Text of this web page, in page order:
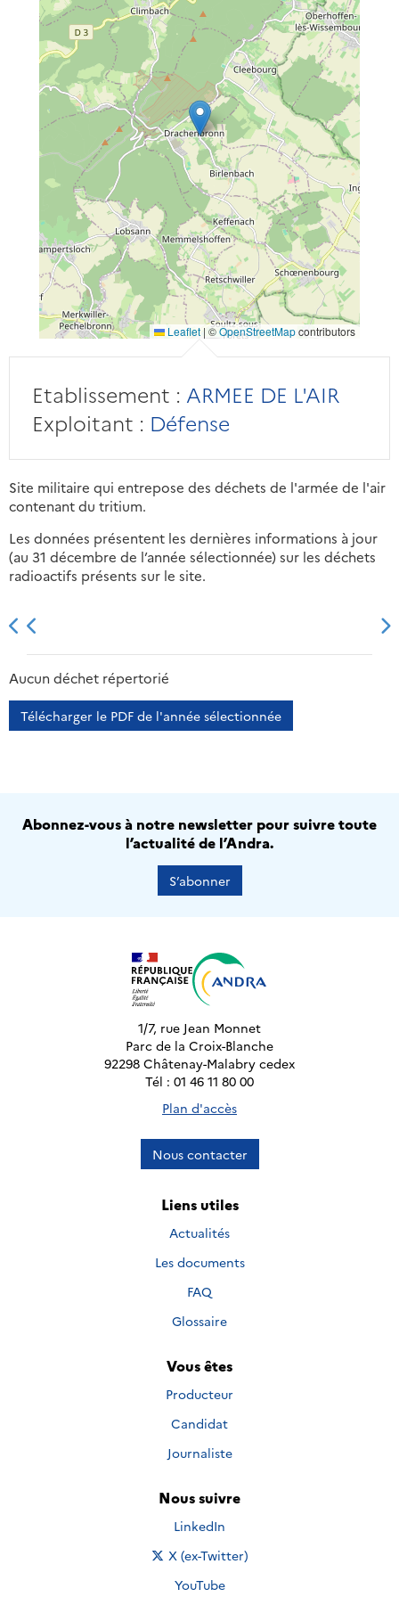
Leaflet | ©OpenStreetMapcontributors
Etablissement : ARMEE DE L'AIR
Exploitant : Défense
Site militaire qui entrepose des déchets de l'armée de l'air
contenant du tritium.
Les données présentent les dernières informations à jour
(au 31 décembre de l’année sélectionnée) sur les déchets
radioactifs présents sur le site.
2013 2014
Aucun déchet répertorié
Télécharger le PDF de l'année sélectionnée
Abonnez-vous à notre newsletter pour suivre toute
l’actualité de l’Andra.
S’abonner
1/7, rue Jean Monnet
Parc de la Croix-Blanche
92298 Châtenay-Malabry cedex
Tél : 01 46 11 80 00
Plan d'accès
Nous contacter
Liens utiles
Actualités
Les documents
FAQ
Glossaire
Vous êtes
Producteur
Candidat
Journaliste
Nous suivre
Nous suivre sur
LinkedIn
Nous suivre sur
X (ex-Twitter)
Nous suivre sur
YouTube